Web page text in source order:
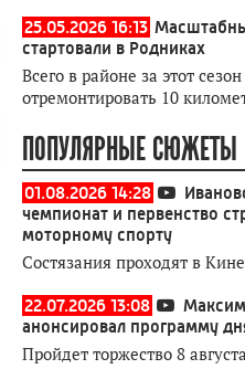
25.05.2026 16:13
стартовали в Родниках
Всего в районе за этот
отремонтировать 10
ПОПУЛЯРНЫЕ СЮЖЕТЫ
01.08.2026 14:28
чемпионат и первенство
моторному спорту
Состязания проходят в
22.07.2026 13:08
анонсировал программу
Пройдет торжество 8 августа